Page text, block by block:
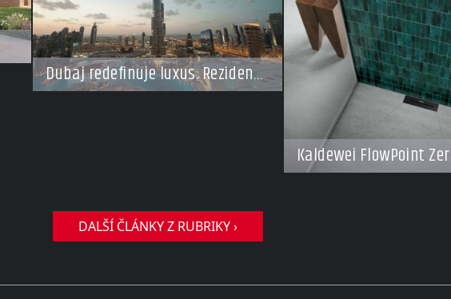
Dubaj redefinuje luxus. Rezidence
za miliardy dnes připomínají
Kaldewei FlowPoint
Elegance a funkčnost
DALŠÍ ČLÁNKY Z RUBRIKY ›